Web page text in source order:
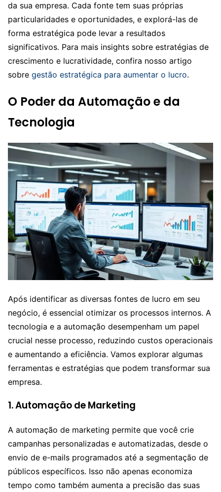
da sua empresa. Cada fonte tem suas próprias
particularidades e oportunidades, e explorá-las de
forma estratégica pode levar a resultados
significativos. Para mais insights sobre estratégias de
crescimento e lucratividade, confira nosso artigo
sobre gestão estratégica para aumentar o lucro.
O Poder da Automação e da
Tecnologia
Após identificar as diversas fontes de lucro em seu
negócio, é essencial otimizar os processos internos. A
tecnologia e a automação desempenham um papel
crucial nesse processo, reduzindo custos operacionais
e aumentando a eficiência. Vamos explorar algumas
ferramentas e estratégias que podem transformar sua
empresa.
1. Automação de Marketing
A automação de marketing permite que você crie
campanhas personalizadas e automatizadas, desde o
envio de e-mails programados até a segmentação de
públicos específicos. Isso não apenas economiza
tempo como também aumenta a precisão das suas